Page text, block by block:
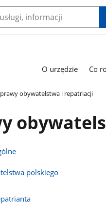
O urzędzie Co
obywatelstwa i repatriacji
polskiego